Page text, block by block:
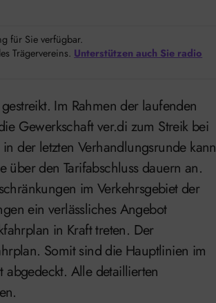
für Sie verfügbar.
Trägervereins. Unterstützen auch Sie radio
Gewerkschaft ver.di zum Streik bei
der letzten Verhandlungsrunde kann
den Tarifabschluss dauern an.
im Verkehrsgebiet der
ein verlässliches Angebot
in Kraft treten. Der
Somit sind die Hauptlinien im
Alle detaillierten